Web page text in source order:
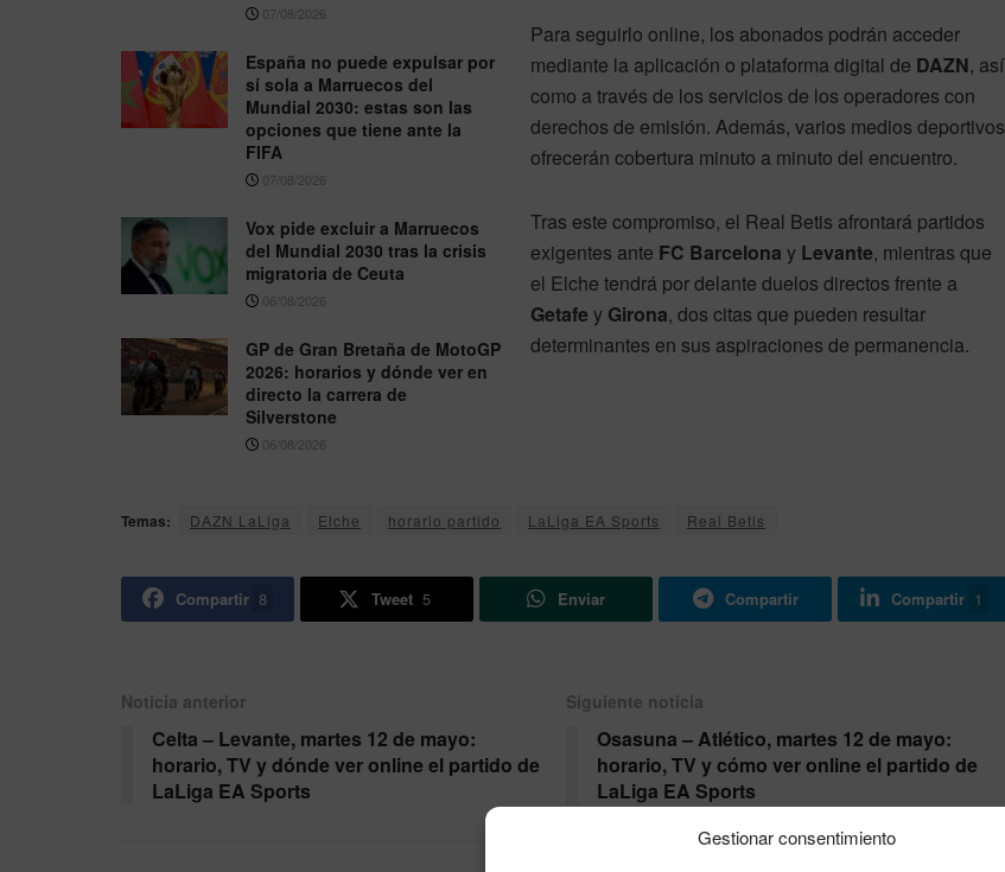
Gestionar consentimiento
07/08/2026
España no puede expulsar por
sí sola a Marruecos del
Mundial 2030: estas son las
opciones que tiene ante la
FIFA
07/08/2026
Vox pide excluir a Marruecos
del Mundial 2030 tras la crisis
migratoria de Ceuta
06/08/2026
GP de Gran Bretaña de MotoGP
2026: horarios y dónde ver en
directo la carrera de
Silverstone
06/08/2026
Para seguirlo online, los abonados podrán acceder
mediante la aplicación o plataforma digital de DAZN, así
como a través de los servicios de los operadores con
derechos de emisión. Además, varios medios deportivos
ofrecerán cobertura minuto a minuto del encuentro.
Tras este compromiso, el Real Betis afrontará partidos
exigentes ante FC Barcelona y Levante, mientras que
el Elche tendrá por delante duelos directos frente a
Getafe y Girona, dos citas que pueden resultar
determinantes en sus aspiraciones de permanencia.
Temas: DAZN LaLiga Elche horario partido LaLiga EA Sports Real Betis
Compartir 8 Tweet 5 Enviar Compartir Compartir 1
Noticia anterior
Celta – Levante, martes 12 de mayo:
horario, TV y dónde ver online el partido de
LaLiga EA Sports
Siguiente noticia
Osasuna – Atlético, martes 12 de mayo:
horario, TV y cómo ver online el partido de
LaLiga EA Sports